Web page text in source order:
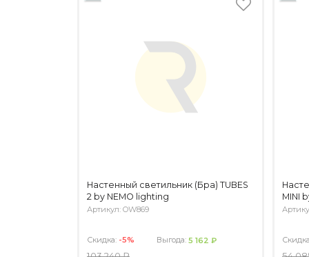
Настенный светильник (Бра) TUBES
2 by NEMO lighting
Артикул: OW869
Скидка: -5% Выгода: 5 162 ₽
MINI